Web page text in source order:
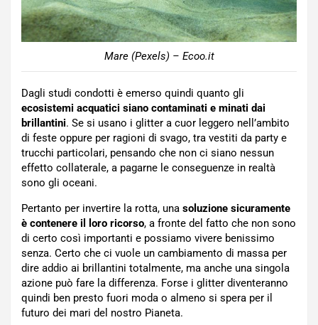
Mare (Pexels) – Ecoo.it
Dagli studi condotti è emerso quindi quanto gli
ecosistemi acquatici siano contaminati e minati dai
brillantini. Se si usano i glitter a cuor leggero nell’ambito
di feste oppure per ragioni di svago, tra vestiti da party e
trucchi particolari, pensando che non ci siano nessun
effetto collaterale, a pagarne le conseguenze in realtà
sono gli oceani.
Pertanto per invertire la rotta, una soluzione sicuramente
è contenere il loro ricorso, a fronte del fatto che non sono
di certo così importanti e possiamo vivere benissimo
senza. Certo che ci vuole un cambiamento di massa per
dire addio ai brillantini totalmente, ma anche una singola
azione può fare la differenza. Forse i glitter diventeranno
quindi ben presto fuori moda o almeno si spera per il
futuro dei mari del nostro Pianeta.